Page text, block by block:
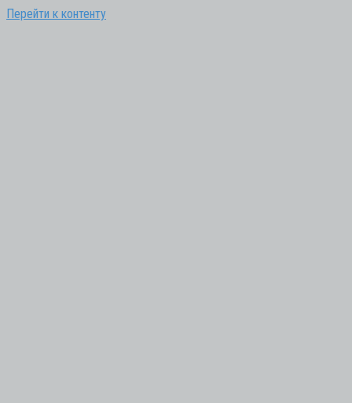
Перейти к контенту